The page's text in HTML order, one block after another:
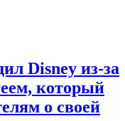
Disney из-за
который
о своей